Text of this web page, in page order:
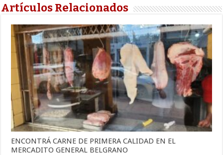
Artículos Relacionados
ENCONTRÁ CARNE DE PRIMERA CALIDAD EN EL
MERCADITO GENERAL BELGRANO